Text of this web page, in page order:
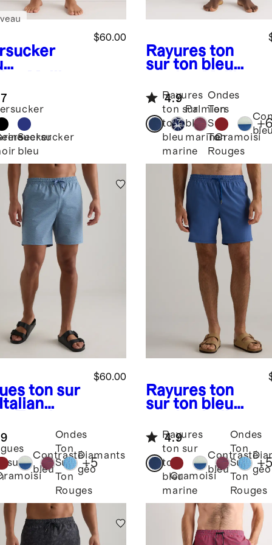
en
homme -
$60.00
Seersucker
bleu
Rayures ton
sur ton bleu
de bain italien
- 9 po
4.9
Rayures
ton sur
ton
bleu
marine
Palmiers
bleu
marine
Ondes
Ton
Sur
Ton
Rouges
Cramoisi
+
ton sur
$60.00
sur
Contrasté
bleu
Ondes
Ton
Sur
Ton
Rouges
Diamants
géo
+5
Rayures ton
sur ton bleu
Swim Trunks -
7"
4.9
Rayures
ton sur
ton
bleu
marine
Cramoisi
Contrasté
bleu
Ondes
Ton
Sur
Ton
Rouges
géo
+